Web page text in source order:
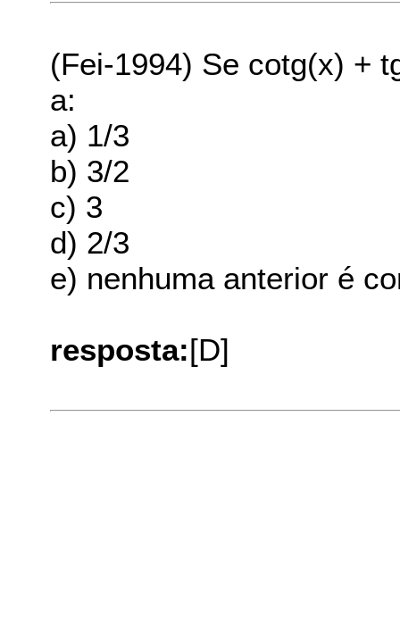
(Fei-1994) Se cotg(x) +
a:
a) 1/3
b) 3/2
c) 3
d) 2/3
e) nenhuma anterior é
resposta:[D]